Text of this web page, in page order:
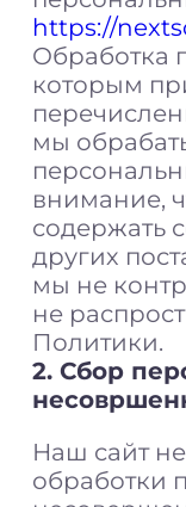
https://
Обработка
которым
мы
внимание,
содержать
других
мы не
не
Политики.
2. Сбор
Наш сайт
обработки